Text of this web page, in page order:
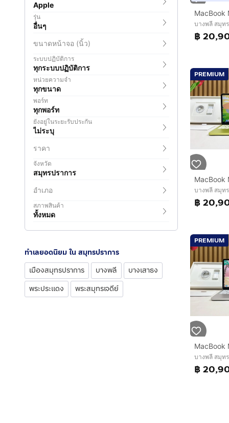
Apple
รุ่น
อื่นๆ
ขนาดหน้าจอ (นิ้ว)
ระบบปฏิบัติการ
ทุกระบบปฏิบัติการ
หน่วยความจำ
ทุกขนาด
พอร์ท
ทุกพอร์ท
ยังอยู่ในระยะรับประกัน
ไม่ระบุ
ราคา
จังหวัด
สมุทรปราการ
อำเภอ
สภาพสินค้า
ทั้งหมด
ทำเลยอดนิยม ใน สมุทรปราการ
เมืองสมุทรปราการ
บางพลี
บางเสาธง
พระประแดง
พระสมุทรเจดีย์
บางพลี สมุท
฿
PREMIUM
บางพลี สมุท
฿
PREMIUM
บางพลี สมุท
฿